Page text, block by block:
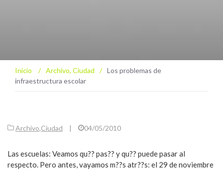
Inicio / Archivo, Ciudad / Los problemas de
infraestructura escolar
Archivo,Ciudad | 04/05/2010
Las escuelas: Veamos qu?? pas?? y qu?? puede pasar al
respecto. Pero antes, vayamos m??s atr??s: el 29 de noviembre